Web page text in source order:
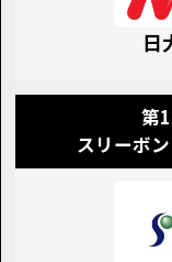
日
第
スリーボ